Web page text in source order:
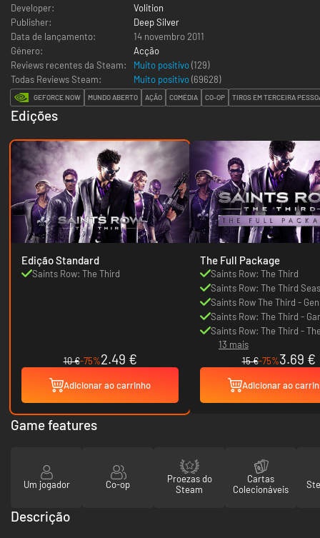
Developer:
Volition
Publisher:
Deep Silver
Data de lançamento:
14 novembro 2011
Género:
Acção
Reviews recentes da Steam:
Muito positivo(129)
Todas Reviews Steam:
Muito positivo(69628)
GEFORCE NOW MUNDO ABERTO AÇÃO COMÉDIA CO-OP TIROS EM TERCEIRA
Edições
Edição Standard
Saints Row: The Third
10 €-75%2.49 €
Adicionar ao carrinho
The Full Package
Saints Row: The Third
Saints Row: The Third
DLC Pack
Saints Row The Third -
Saints Row: The Third -
Space
Saints Row: The Third -
with Clones DLC
13 mais
15 €-75%3.69 €
Adicionar ao
Game features
Um jogador Co-op
Proezas do
Steam
Cartas
Colecionáveis
Descrição